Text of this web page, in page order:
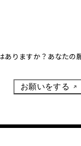
ありますか？あなたの
お願いをする